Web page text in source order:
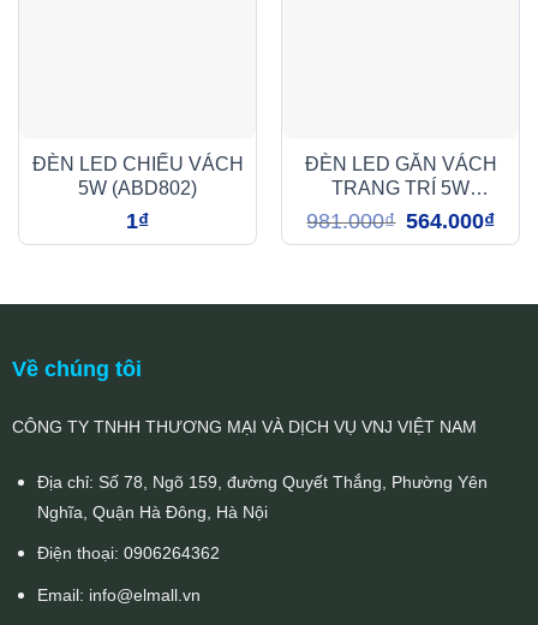
ĐÈN LED CHIẾU VÁCH
5W (ABD802)
1₫
ĐÈN LED GẮN VÁCH
TRANG TRÍ 5W
(ABY010)
981.000₫
Giá
gốc
là:
564.000₫Giá
hiện
tại
Về chúng tôi
CÔNG TY TNHH THƯƠNG MẠI VÀ DỊCH VỤ VNJ VIỆT NAM
Địa chỉ: Số 78, Ngõ 159, đường Quyết Thắng, Phường Yên
Nghĩa, Quận Hà Đông, Hà Nội
Điện thoại: 0906264362
Email: info@elmall.vn